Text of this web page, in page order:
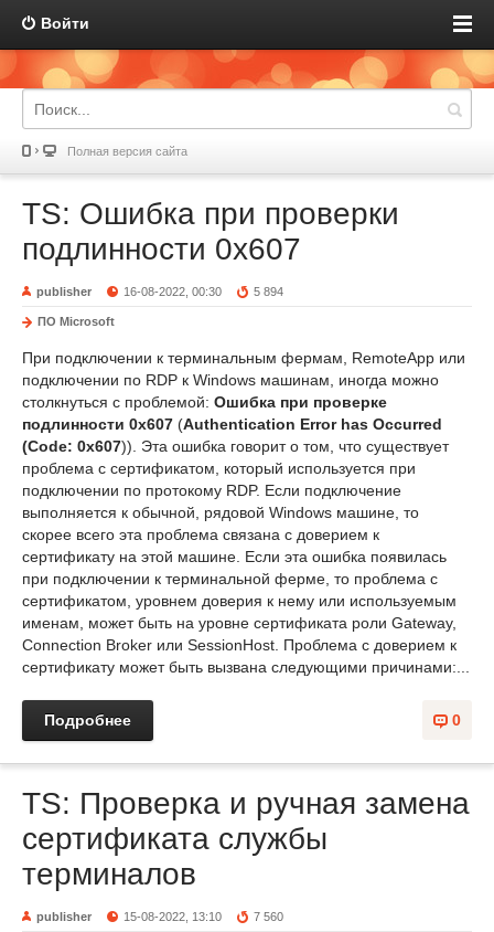
Войти
Полная версия сайта
TS: Ошибка при проверки
подлинности 0x607
publisher 16-08-2022, 00:30 5 894
ПО Microsoft
При подключении к терминальным фермам, RemoteApp или
подключении по RDP к Windows машинам, иногда можно
столкнуться с проблемой: Ошибка при проверке
подлинности 0x607 (Authentication Error has Occurred
(Code: 0x607)). Эта ошибка говорит о том, что существует
проблема с сертификатом, который используется при
подключении по протокому RDP. Если подключение
выполняется к обычной, рядовой Windows машине, то
скорее всего эта проблема связана с доверием к
сертификату на этой машине. Если эта ошибка появилась
при подключении к терминальной ферме, то проблема с
сертификатом, уровнем доверия к нему или используемым
именам, может быть на уровне сертификата роли Gateway,
Connection Broker или SessionHost. Проблема с доверием к
сертификату может быть вызвана следующими причинами:...
0
Подробнее
TS: Проверка и ручная замена
сертификата службы
терминалов
publisher 15-08-2022, 13:10 7 560